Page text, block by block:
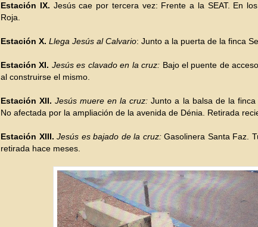
Estación IX. Jesús cae por tercera vez: Frente a la SEAT. En
Roja.
Estación X. Llega Jesús al Calvario: Junto a la puerta de la finca
Estación XI. Jesús es clavado en la cruz: Bajo el puente de
al construirse el mismo.
Estación XII. Jesús muere en la cruz:Junto a la balsa de la finca
No afectada por la ampliación de la avenida de Dénia. Retirada
Estación XIII. Jesús es bajado de la cruz:Gasolinera Santa Faz.
retirada hace meses.